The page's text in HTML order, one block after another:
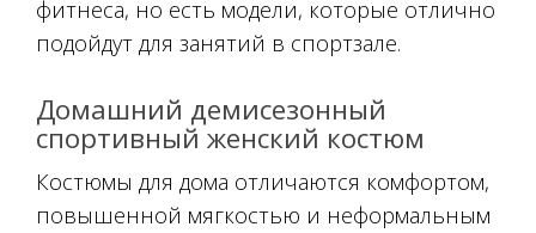
фитнеса, но есть модели, которые отлично
подойдут для занятий в спортзале.
Домашний демисезонный
спортивный женский костюм
Костюмы для дома отличаются комфортом,
повышенной мягкостью и неформальным